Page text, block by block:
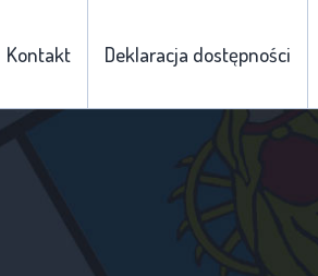
Kontakt Deklaracja dostępności